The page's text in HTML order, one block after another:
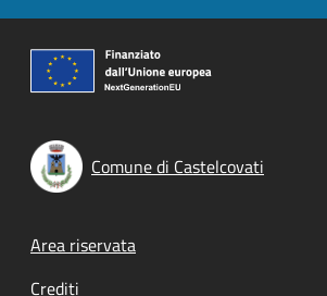
Comune di Castelcovati
Footer menu
Area riservata
Crediti